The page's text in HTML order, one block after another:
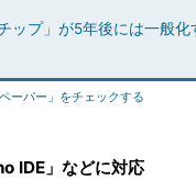
ップ」が5年後には一般
ーパー」をチェックする
IDE」などに対応